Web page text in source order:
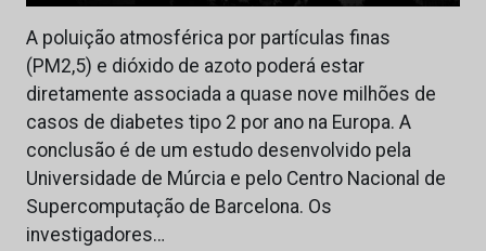
A poluição atmosférica por partículas finas
(PM2,5) e dióxido de azoto poderá estar
diretamente associada a quase nove milhões de
casos de diabetes tipo 2 por ano na Europa. A
conclusão é de um estudo desenvolvido pela
Universidade de Múrcia e pelo Centro Nacional de
Supercomputação de Barcelona. Os
investigadores…